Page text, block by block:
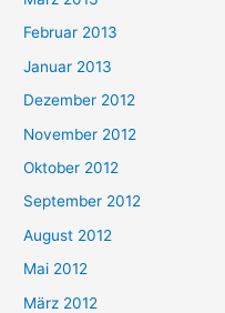
Februar 2013
Januar 2013
Dezember 2012
November 2012
Oktober 2012
September 2012
August 2012
Mai 2012
März 2012